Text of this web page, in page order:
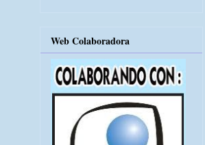
Web Colaboradora